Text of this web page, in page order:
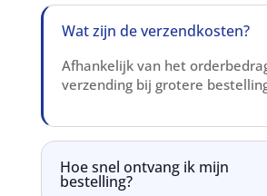
Wat zijn de verzendkosten?
Afhankelijk van het
verzending bij grotere
Hoe snel ontvang ik mijn
bestelling?